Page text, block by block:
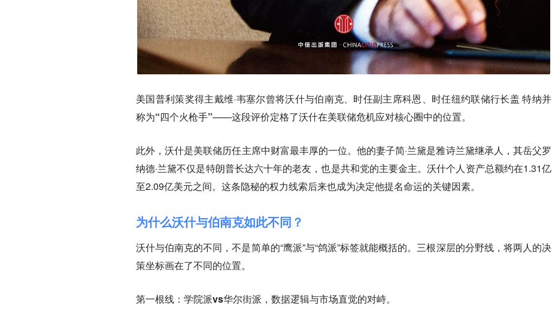
美国普利策奖得主戴维·韦塞尔曾将沃什与伯南克、时任副主席科恩、时任纽约联储行长盖 特纳并
称为“四个火枪手”——这段评价定格了沃什在美联储危机应对核心圈中的位置。
此外，沃什是美联储历任主席中财富最丰厚的一位。他的妻子简·兰黛是雅诗兰黛继承人，其岳父罗
纳德·兰黛不仅是特朗普长达六十年的老友，也是共和党的主要金主。沃什个人资产总额约在1.31亿
至2.09亿美元之间。这条隐秘的权力线索后来也成为决定他提名命运的关键因素。
为什么沃什与伯南克如此不同？
沃什与伯南克的不同，不是简单的“鹰派”与“鸽派”标签就能概括的。三根深层的分野线，将两人的决
策坐标画在了不同的位置。
第一根线：学院派vs华尔街派，数据逻辑与市场直觉的对峙。